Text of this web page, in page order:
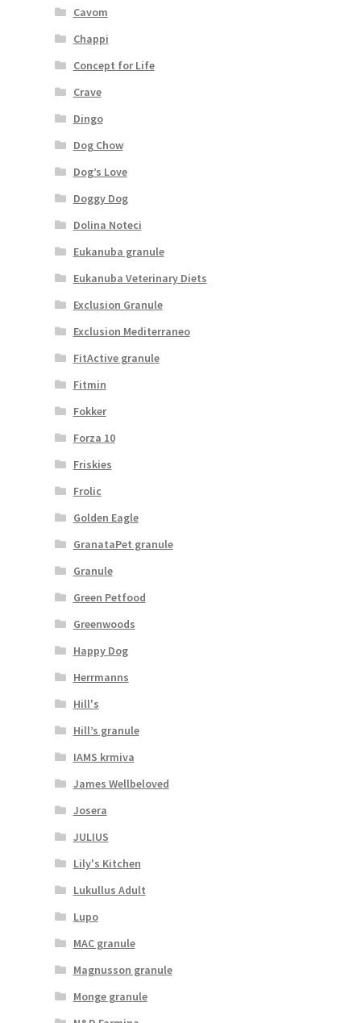
Cavom
Chappi
Concept for Life
Crave
Dingo
Dog Chow
Dog’s Love
Doggy Dog
Dolina Noteci
Eukanuba granule
Eukanuba Veterinary Diets
Exclusion Granule
Exclusion Mediterraneo
FitActive granule
Fitmin
Fokker
Forza 10
Friskies
Frolic
Golden Eagle
GranataPet granule
Granule
Green Petfood
Greenwoods
Happy Dog
Herrmanns
Hill's
Hill’s granule
IAMS krmiva
James Wellbeloved
Josera
JULIUS
Lily's Kitchen
Lukullus Adult
Lupo
MAC granule
Magnusson granule
Monge granule